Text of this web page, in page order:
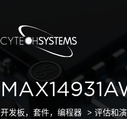
开发板，套件，编程器 评估和